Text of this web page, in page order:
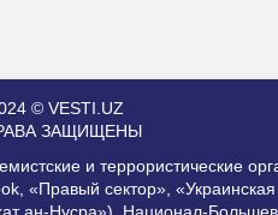
© VESTI.UZ
ЗАЩИЩЕНЫ
и террористические
«Правый сектор»,
ан-Нусра»), Национал-